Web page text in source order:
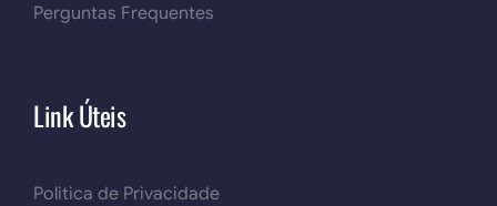
Perguntas Frequentes
Link Úteis
Politica de Privacidade